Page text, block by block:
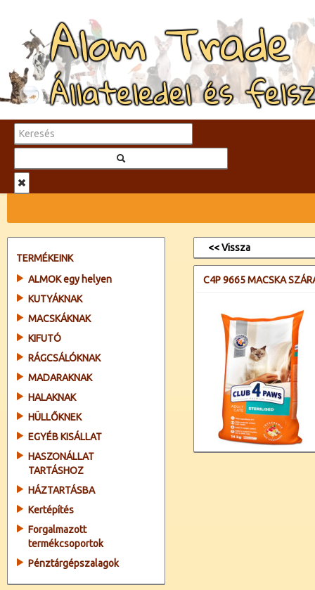
Alom Trade
Állateledel és
TERMÉKEINK
ALMOK egy helyen
KUTYÁKNAK
MACSKÁKNAK
KIFUTÓ
RÁGCSÁLÓKNAK
MADARAKNAK
HALAKNAK
HÜLLŐKNEK
EGYÉB KISÁLLAT
HASZONÁLLAT
TARTÁSHOZ
HÁZTARTÁSBA
Kertépítés
Forgalmazott
termékcsoportok
Pénztárgépszalagok
<< Vissza
C4P 9665 MACSKA